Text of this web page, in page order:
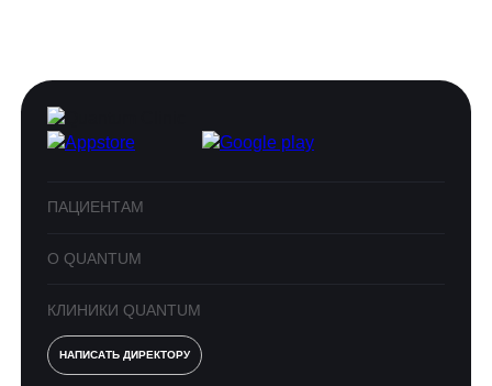
ПАЦИЕНТАМ
О QUANTUM
КЛИНИКИ QUANTUM
НАПИСАТЬ ДИРЕКТОРУ